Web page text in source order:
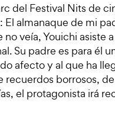
del Festival Nits de
El almanaque de mi
no veía, Youichi asiste
Su padre es para él
afecto y al que ha
recuerdos borrosos,
el protagonista irá